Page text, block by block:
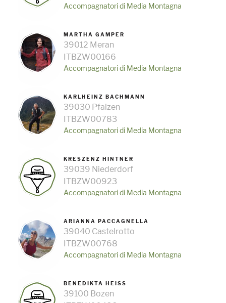
Accompagnatori di Media Montagna
MARTHA GAMPER
39012 Meran
ITBZW00166
Accompagnatori di Media Montagna
KARLHEINZ BACHMANN
39030 Pfalzen
ITBZW00783
Accompagnatori di Media Montagna
KRESZENZ HINTNER
39039 Niederdorf
ITBZW00923
Accompagnatori di Media Montagna
ARIANNA PACCAGNELLA
39040 Castelrotto
ITBZW00768
Accompagnatori di Media Montagna
BENEDIKTA HEISS
39100 Bozen